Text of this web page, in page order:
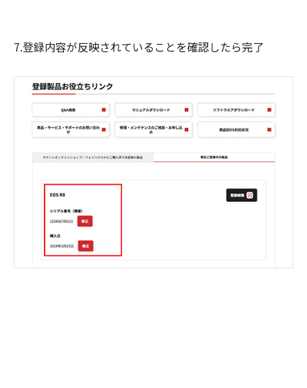
7.登録内容が反映されていることを確認したら完了